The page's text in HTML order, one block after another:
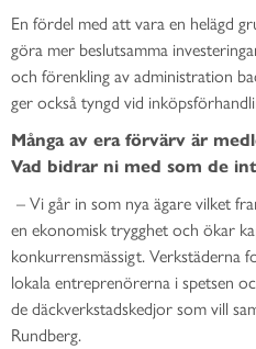
En fördel med att vara en helägd
göra mer beslutsamma
och förenkling av administration
ger också tyngd vid
Många av era förvärv är
Vad bidrar ni med som de
– Vi går in som nya ägare vilket
en ekonomisk trygghet och ökar
konkurrensmässigt. Verkstäderna
lokala entreprenörerna i spetsen
de däckverkstadskedjor som vill
Rundberg.